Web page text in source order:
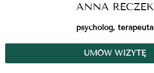
ANNA RECZEK
psycholog, terapeuta
UMÓW WIZYTĘ